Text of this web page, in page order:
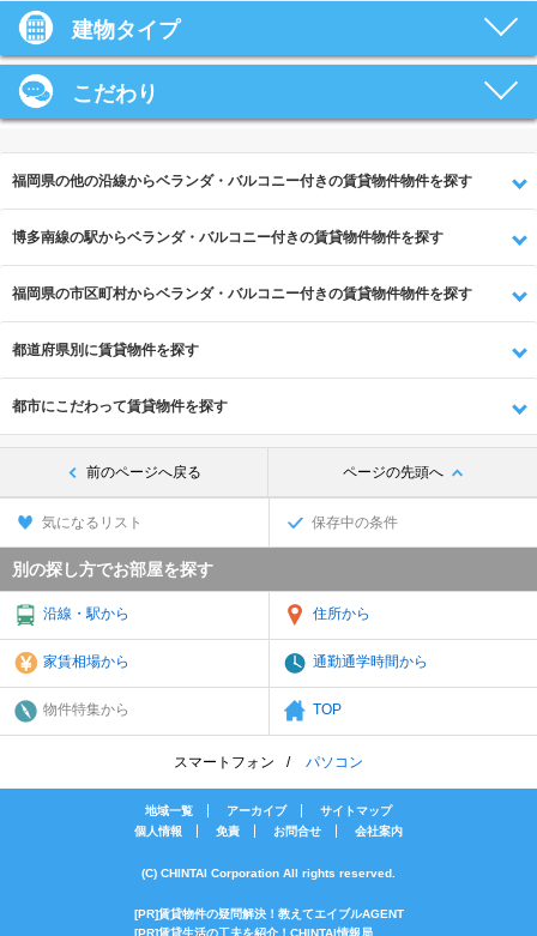
建物タイプ
こだわり
福岡県の他の沿線からベランダ・バルコニー付きの賃貸物件物件を探す
博多南線の駅からベランダ・バルコニー付きの賃貸物件物件を探す
福岡県の市区町村からベランダ・バルコニー付きの賃貸物件物件を探す
都道府県別に賃貸物件を探す
都市にこだわって賃貸物件を探す
前のページへ戻る ページの先頭へ
気になるリスト 保存中の条件
別の探し方でお部屋を探す
沿線・駅から 住所から
家賃相場から 通勤通学時間から
物件特集から TOP
スマートフォン パソコン
地域一覧 アーカイブ
サイトマップ
個人情報
免責 お問合せ 会社案内
(C) CHINTAI Corporation All rights reserved.
[PR]賃貸物件の疑問解決！教えてエイブルAGENT